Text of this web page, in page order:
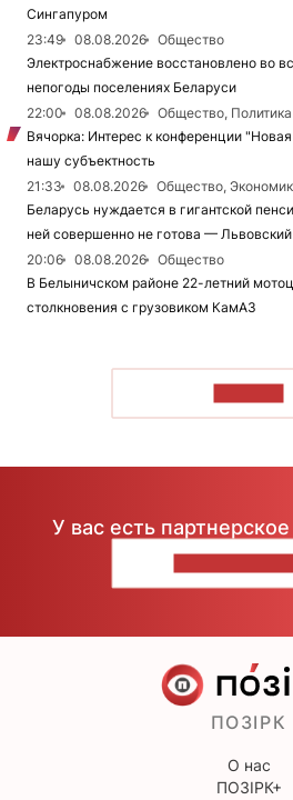
Сингапуром
23:49
08.08.2026
Общество
Электроснабжение восстановлено во
непогоды поселениях Беларуси
22:00
08.08.2026
Общество, Политика
Вячорка: Интерес к конференции
нашу субъектность
21:33
08.08.2026
Общество,
Беларусь нуждается в гигантской
ней совершенно не готова — Львовский
20:06
08.08.2026
Общество
В Белыничском районе 22-летний
столкновения с грузовиком КамАЗ
У вас есть
ПОЗІРК
О нас
ПОЗІРК+